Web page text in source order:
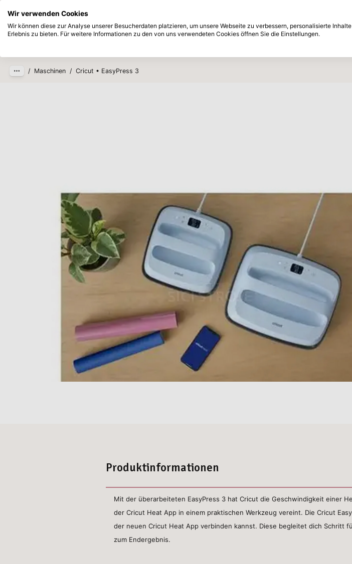
Zum Hauptinhalt springen
Angebote
/ Maschinen / Cricut • EasyPress 3
Produktinformationen
Mit der überarbeiteten EasyPress 3 hat Cricut die Geschwindigkeit einer
der Cricut Heat App in einem praktischen Werkzeug vereint. Die Cricut
der neuen Cricut Heat App verbinden kannst. Diese begleitet dich Schritt
zum Endergebnis.
Wir verwenden Cookies
Wir können diese zur Analyse unserer Besucherdaten platzieren, um unsere Webseite zu verbessern, personalisierte
Erlebnis zu bieten. Für weitere Informationen zu den von uns verwendeten Cookies öffnen Sie die Einstellungen.